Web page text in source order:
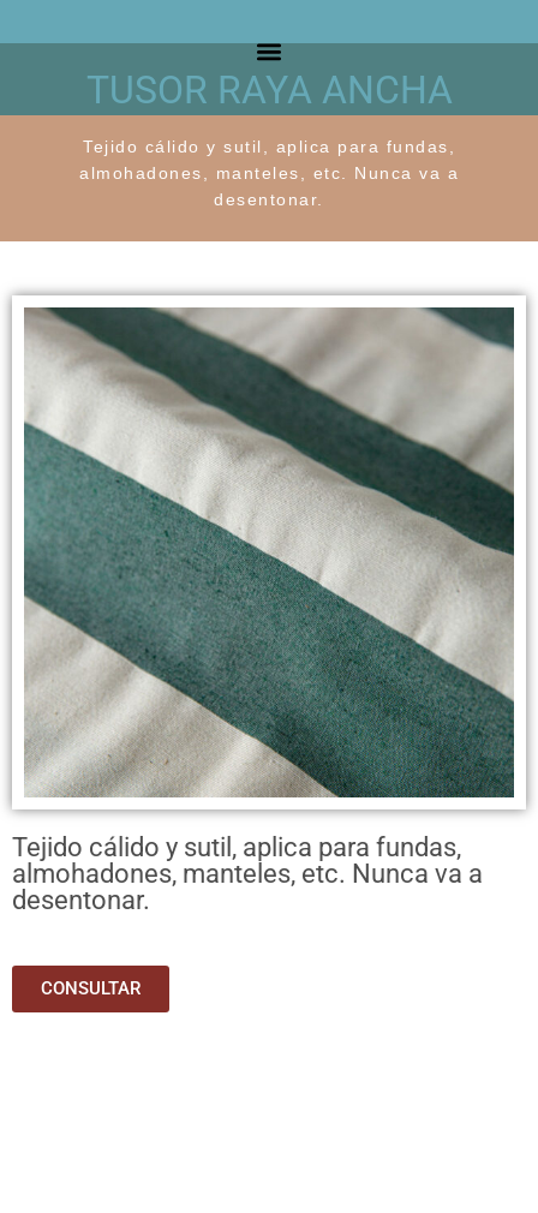
TUSOR RAYA ANCHA
Tejido cálido y sutil, aplica para fundas,
almohadones, manteles, etc. Nunca va a
desentonar.
Tejido cálido y sutil, aplica para fundas,
almohadones, manteles, etc. Nunca va a
desentonar.
CONSULTAR